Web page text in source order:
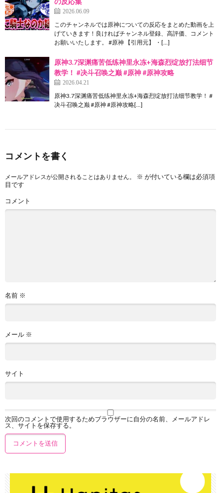
2026.06.09
このチャンネルでは原神についての反応をまとめた動画を上
げていきます！良ければチャンネル登録、高評価、コメント
お願いいたします。 #原神 【引用元】 ・[…]
原神3.7深渊痛苦低练神里永冻+海森烈绽放打法细节
教学！ #决斗召唤之巅 #原神 #原神攻略
2026.04.21
原神3.7深渊痛苦低练神里永冻+海森烈绽放打法细节教学！ #
决斗召唤之巅 #原神 #原神攻略[…]
コメントを書く
メールアドレスが公開されることはありません。 ※ が付いている欄は必須項
目です
コメント
名前 ※
メール ※
サイト
次回のコメントで使用するためブラウザーに自分の名前、メールアドレ
ス、サイトを保存する。